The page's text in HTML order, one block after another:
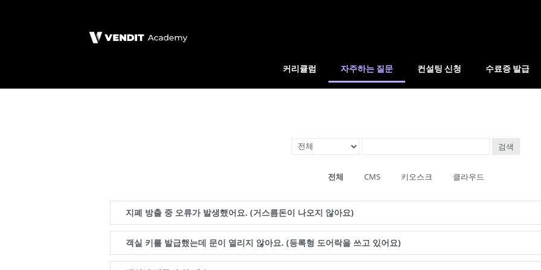
커리큘럼 자주하는 질문 컨설팅 신청 수료증 발급
검색
전체 CMS 키오스크 클라우드
지폐 방출 중 오류가 발생했어요. (거스름돈이 나오지 않아요)
객실 키를 발급했는데 문이 열리지 않아요. (등록형 도어락을 쓰고 있어요)